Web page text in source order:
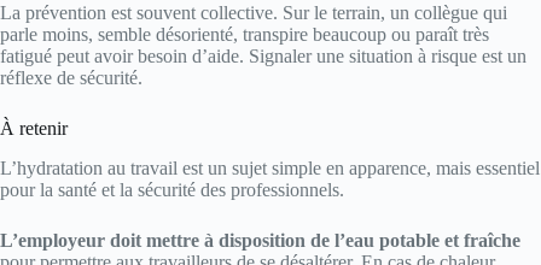
La prévention est souvent collective. Sur le terrain, un collègue qui
parle moins, semble désorienté, transpire beaucoup ou paraît très
fatigué peut avoir besoin d’aide. Signaler une situation à risque est un
réflexe de sécurité.
À retenir
L’hydratation au travail est un sujet simple en apparence, mais essentiel
pour la santé et la sécurité des professionnels.
L’employeur doit mettre à disposition de l’eau potable et fraîche